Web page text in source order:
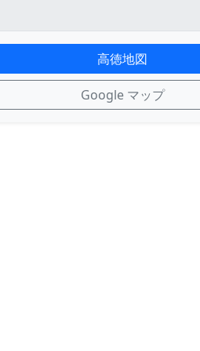
高徳地図
Google マップ